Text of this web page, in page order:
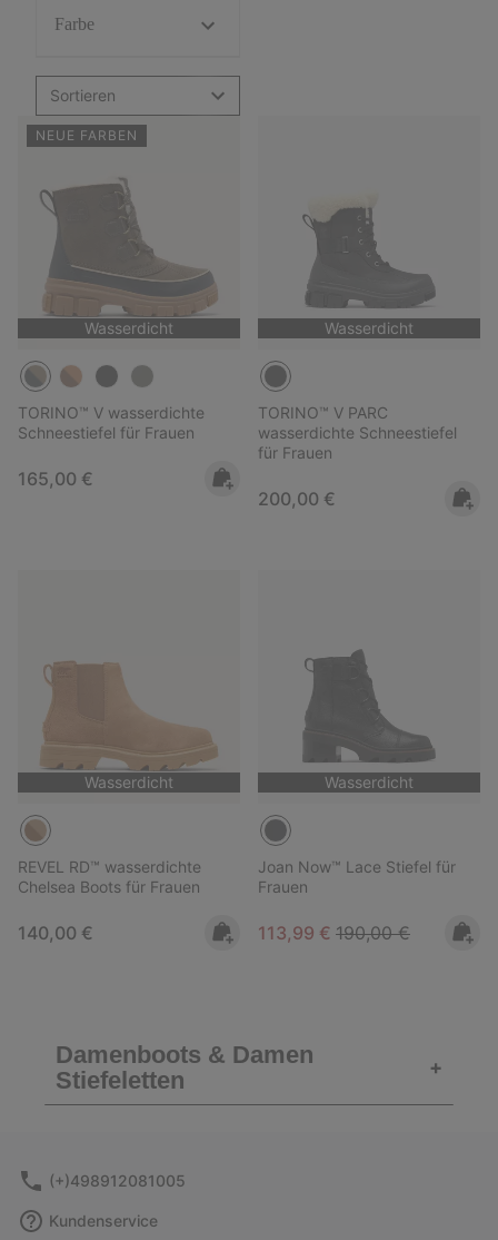
Farbe
Sortieren
NEUE FARBEN
Wasserdicht
TORINO™ V wasserdichte
Schneestiefel für Frauen
Regular price:
165,00 €
Wasserdicht
TORINO™ V PARC
wasserdichte Schneestiefel
für Frauen
Regular price:
200,00 €
Wasserdicht
REVEL RD™ wasserdichte
Chelsea Boots für Frauen
Regular price:
140,00 €
Wasserdicht
Joan Now™ Lace Stiefel für
Frauen
Sale price:
113,99 € Regular price:
190,00 €
Damenboots & Damen
Stiefeletten
+
(+)498912081005
Kundenservice